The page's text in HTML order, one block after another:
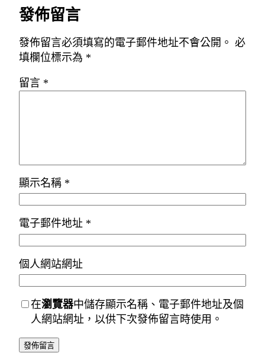
發佈留言
發佈留言必須填寫的電子郵件地址不會公開。 必
填欄位標示為 *
留言 *
顯示名稱 *
電子郵件地址 *
個人網站網址
在瀏覽器中儲存顯示名稱、電子郵件地址及個
人網站網址，以供下次發佈留言時使用。